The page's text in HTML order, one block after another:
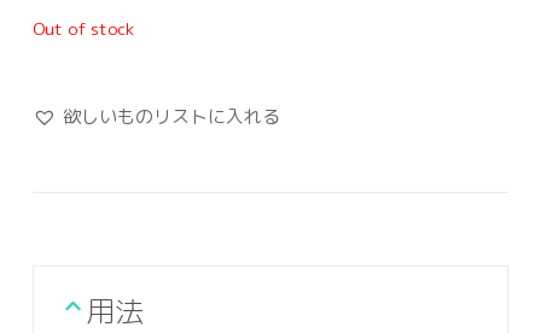
Out of stock
欲しいものリストに入れる
用法